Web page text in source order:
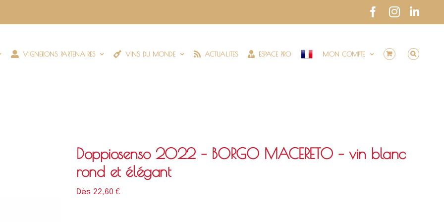
Facebook
Instagram
VIGNERONS PARTENAIRES VINS DU MONDE ACTUALITES ESPACE PRO MON COMPTE
Doppiosenso 2022 – BORGO MACERETO – vin blanc
rond et élégant
Dès 22,60€